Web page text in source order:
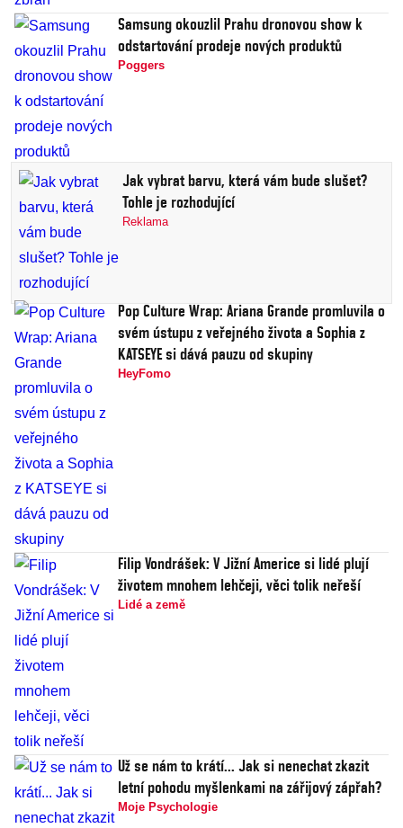
Samsung okouzlil Prahu dronovou show k
odstartování prodeje nových produktů
Poggers
Jak vybrat barvu, která vám bude slušet?
Tohle je rozhodující
Reklama
Pop Culture Wrap: Ariana Grande promluvila o
svém ústupu z veřejného života a Sophia z
KATSEYE si dává pauzu od skupiny
HeyFomo
Filip Vondrášek: V Jižní Americe si lidé plují
životem mnohem lehčeji, věci tolik neřeší
Lidé a země
Už se nám to krátí... Jak si nenechat zkazit
letní pohodu myšlenkami na zářijový zápřah?
Moje Psychologie